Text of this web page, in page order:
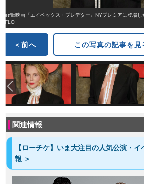
Netflix映画『エイペックス・プレデター』NYプレミアに登場し
AFLO
＜前へ この写真の記事を見
関連情報
【ローチケ】いま大注目の人気公演・
報 ＞